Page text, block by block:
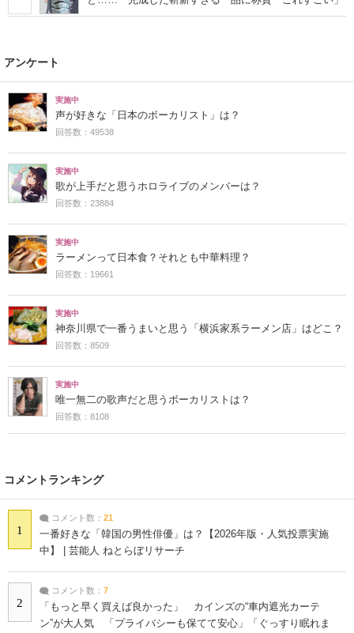
アンケート
実施中
声が好きな「日本のボーカリスト」は？
回答数：49538
実施中
歌が上手だと思うホロライブのメンバーは？
回答数：23884
実施中
ラーメンって日本食？それとも中華料理？
回答数：19661
実施中
神奈川県で一番うまいと思う「横浜家系ラーメン店」はどこ？
回答数：8509
実施中
唯一無二の歌声だと思うボーカリストは？
回答数：8108
コメントランキング
1
コメント数： 21
一番好きな「韓国の男性俳優」は？【2026年版・人気投票実施
中】 | 芸能人 ねとらぼリサーチ
2
コメント数： 7
「もっと早く買えば良かった」 カインズの“車内遮光カーテ
ン”が大人気 「プライバシーも保てて安心」「ぐっすり眠れま